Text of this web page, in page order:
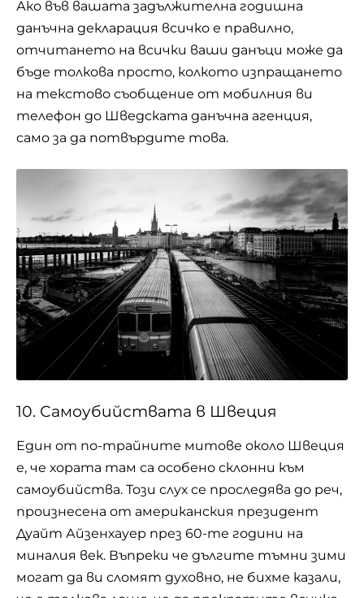
Ако във вашата задължителна годишна
данъчна декларация всичко е правилно,
отчитането на всички ваши данъци може да
бъде толкова просто, колкото изпращането
на текстово съобщение от мобилния ви
телефон до Шведската данъчна агенция,
само за да потвърдите това.
10. Самоубийствата в Швеция
Един от по-трайните митове около Швеция
е, че хората там са особено склонни към
самоубийства. Този слух се проследява до реч,
произнесена от американския президент
Дуайт Айзенхауер през 60-те години на
миналия век. Въпреки че дългите тъмни зими
могат да ви сломят духовно, не бихме казали,